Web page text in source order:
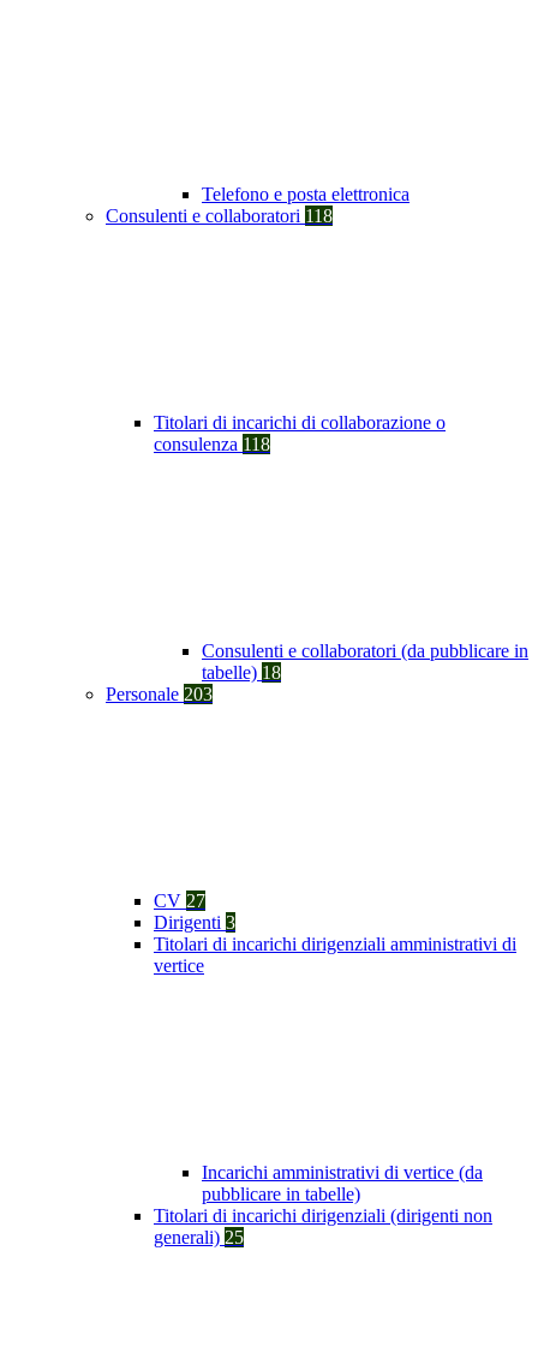
Telefono e posta elettronica
Consulenti e collaboratori 118
Titolari di incarichi di collaborazione o
consulenza 118
Consulenti e collaboratori (da pubblicare in
tabelle) 18
Personale 203
CV 27
Dirigenti 3
Titolari di incarichi dirigenziali amministrativi di
vertice
Incarichi amministrativi di vertice (da
pubblicare in tabelle)
Titolari di incarichi dirigenziali (dirigenti non
generali) 25